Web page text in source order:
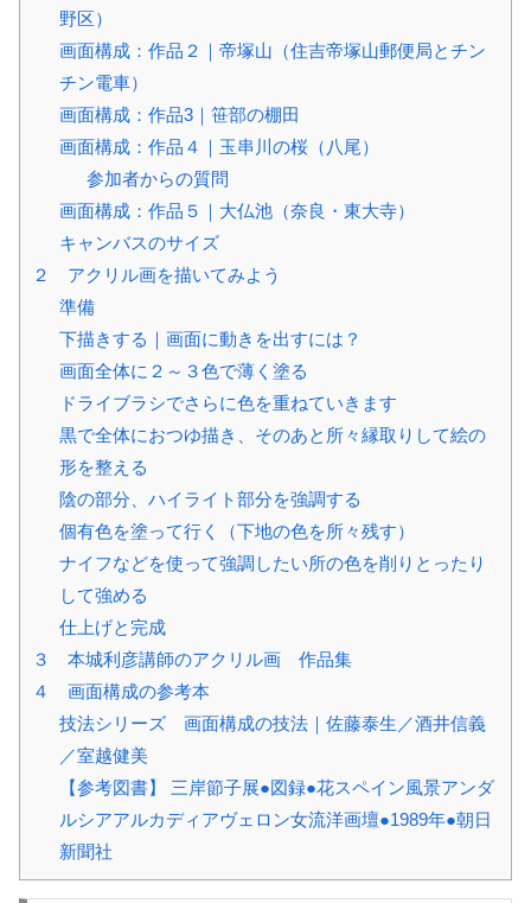
野区）
画面構成：作品２｜帝塚山（住吉帝塚山郵便局とチン
チン電車）
画面構成：作品3｜笹部の棚田
画面構成：作品４｜玉串川の桜（八尾）
参加者からの質問
画面構成：作品５｜大仏池（奈良・東大寺）
キャンバスのサイズ
２ アクリル画を描いてみよう
準備
下描きする｜画面に動きを出すには？
画面全体に２～３色で薄く塗る
ドライブラシでさらに色を重ねていきます
黒で全体におつゆ描き、そのあと所々縁取りして絵の
形を整える
陰の部分、ハイライト部分を強調する
個有色を塗って行く（下地の色を所々残す）
ナイフなどを使って強調したい所の色を削りとったり
して強める
仕上げと完成
３ 本城利彦講師のアクリル画 作品集
４ 画面構成の参考本
技法シリーズ 画面構成の技法｜佐藤泰生／酒井信義
／室越健美
【参考図書】 三岸節子展●図録●花スペイン風景アンダ
ルシアアルカディアヴェロン女流洋画壇●1989年●朝日
新聞社